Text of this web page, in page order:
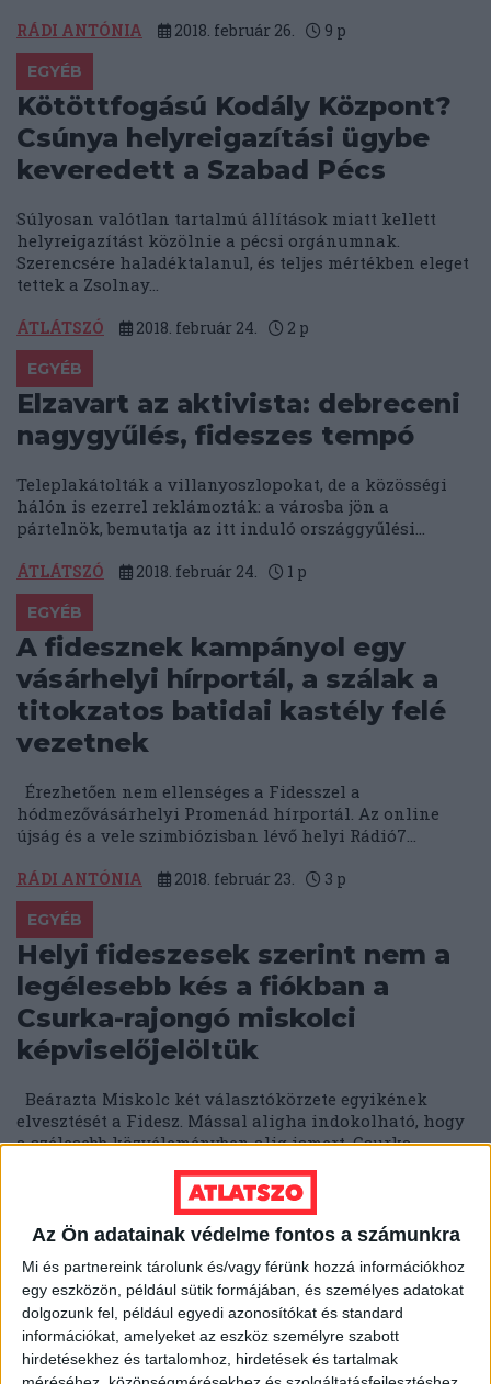
Az Ön adatainak védelme fontos a számunkra
Mi és partnereink tárolunk és/vagy férünk hozzá információkhoz
egy eszközön, például sütik formájában, és személyes adatokat
dolgozunk fel, például egyedi azonosítókat és standard
információkat, amelyeket az eszköz személyre szabott
hirdetésekhez és tartalomhoz, hirdetések és tartalmak
RÁDI ANTÓNIA 2018. február 26. 9 p
EGYÉB
Kötöttfogású Kodály Központ?
Csúnya helyreigazítási ügybe
keveredett a Szabad Pécs
Súlyosan valótlan tartalmú állítások miatt kellett
helyreigazítást közölnie a pécsi orgánumnak.
Szerencsére haladéktalanul, és teljes mértékben eleget
tettek a Zsolnay...
ÁTLÁTSZÓ 2018. február 24. 2 p
EGYÉB
Elzavart az aktivista: debreceni
nagygyűlés, fideszes tempó
Teleplakátolták a villanyoszlopokat, de a közösségi
hálón is ezerrel reklámozták: a városba jön a
pártelnök, bemutatja az itt induló országgyűlési...
ÁTLÁTSZÓ 2018. február 24. 1 p
EGYÉB
A fidesznek kampányol egy
vásárhelyi hírportál, a szálak a
titokzatos batidai kastély felé
vezetnek
Érezhetően nem ellenséges a Fidesszel a
hódmezővásárhelyi Promenád hírportál. Az online
újság és a vele szimbiózisban lévő helyi Rádió7...
RÁDI ANTÓNIA 2018. február 23. 3 p
EGYÉB
Helyi fideszesek szerint nem a
legélesebb kés a fiókban a
Csurka-rajongó miskolci
képviselőjelöltük
Beárazta Miskolc két választókörzete egyikének
elvesztését a Fidesz. Mással aligha indokolható, hogy
a szélesebb közvéleményben alig ismert, Csurka-
rajongó önkormányzati...
2018. február 22. 2p
Térképre tettük az Elios-ügyben
érintett településeket -
országszerte